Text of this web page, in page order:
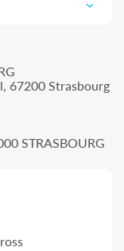
67200 Strasbourg
STRASBOURG